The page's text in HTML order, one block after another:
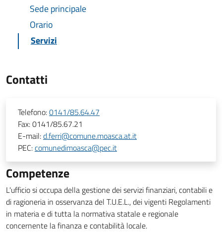
Sede principale
Orario
Servizi
Contatti
Telefono:0141/85.64.47
Fax:0141/85.67.21
E-mail:d.ferri@comune.moasca.at.it
PEC:comunedimoasca@pec.it
Competenze
L'ufficio si occupa della gestione dei servizi finanziari, contabili e
di ragioneria in osservanza del T.U.E.L., dei vigenti Regolamenti
in materia e di tutta la normativa statale e regionale
concernente la finanza e contabilità locale.